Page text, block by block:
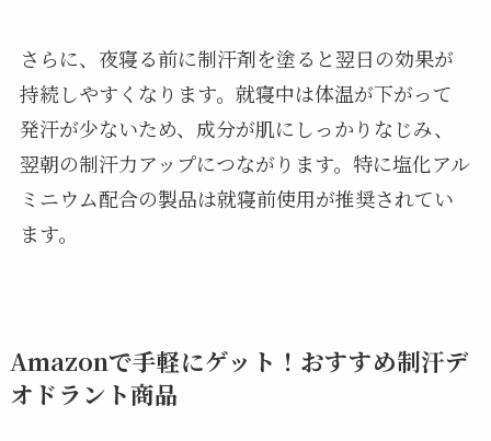
さらに、夜寝る前に制汗剤を塗ると翌日の効果が
持続しやすくなります。就寝中は体温が下がって
発汗が少ないため、成分が肌にしっかりなじみ、
翌朝の制汗力アップにつながります。特に塩化アル
ミニウム配合の製品は就寝前使用が推奨されてい
ます。
Amazonで手軽にゲット！おすすめ制汗デ
オドラント商品